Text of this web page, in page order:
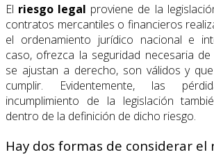
El riesgo legal proviene de la
contratos mercantiles o financieros
el ordenamiento jurídico nacional e
caso, ofrezca la seguridad necesaria
se ajustan a derecho, son válidos y
cumplir. Evidentemente, las
incumplimiento de la legislación
dentro de la definición de dicho riesgo.
Hay dos formas de considerar el